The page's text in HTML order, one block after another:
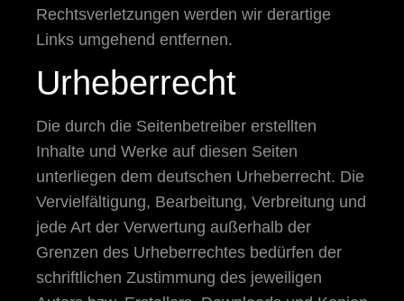
Rechtsverletzungen werden wir derartige
Links umgehend entfernen.
Urheberrecht
Die durch die Seitenbetreiber erstellten
Inhalte und Werke auf diesen Seiten
unterliegen dem deutschen Urheberrecht. Die
Vervielfältigung, Bearbeitung, Verbreitung und
jede Art der Verwertung außerhalb der
Grenzen des Urheberrechtes bedürfen der
schriftlichen Zustimmung des jeweiligen